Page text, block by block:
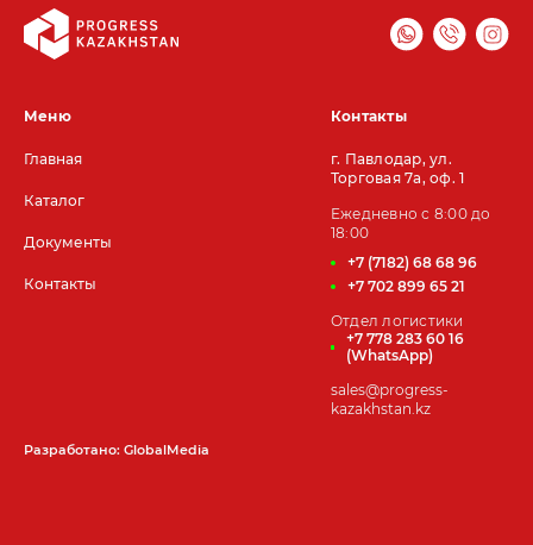
Меню
Главная
Каталог
Документы
Контакты
Контакты
г. Павлодар, ул.
Торговая 7а, оф. 1
Ежедневно с 8:00 до
18:00
+7 (7182) 68 68 96
+7 702 899 65 21
Отдел логистики
+7 778 283 60 16
(WhatsApp)
sales@progress-
kazakhstan.kz
Разработано: GlobalMedia